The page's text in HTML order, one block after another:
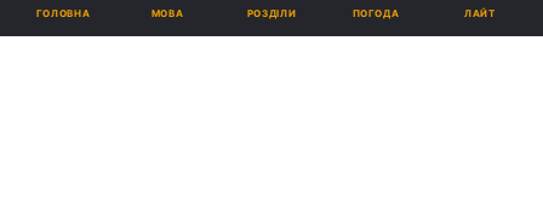
ГОЛОВНА МОВА РОЗДІЛИ ПОГОДА ЛАЙТ